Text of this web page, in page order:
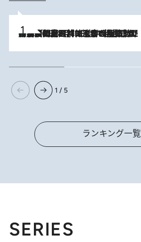
2026.8.8
「最後に見られてよかった」上野動物園の東園パンダ舎が解体前に特別公開。8月16日まで延長されたパネル展と共に辿る“半世紀”のパンダ飼育《解体工事の図面あり》
1 / 5
ランキング一覧
SERIES